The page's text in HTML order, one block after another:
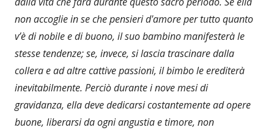
non accoglie in se che pensieri d'amore per tutto quanto
v’è di nobile e di buono, il suo bambino manifesterà le
stesse tendenze; se, invece, si lascia trascinare dalla
collera e ad altre cattive passioni, il bimbo le erediterà
inevitabilmente. Perciò durante i nove mesi di
gravidanza, ella deve dedicarsi costantemente ad opere
buone, liberarsi da ogni angustia e timore, non